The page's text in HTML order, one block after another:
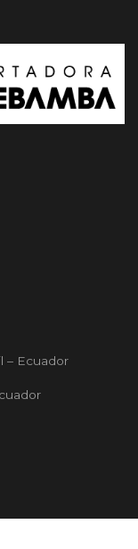
– Ecuador